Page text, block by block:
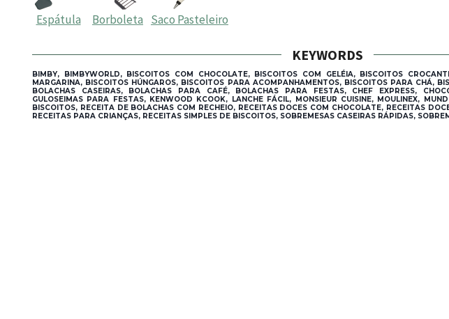
Espátula Borboleta Saco Pasteleiro
KEYWORDS
BIMBY, BIMBYWORLD, BISCOITOS COM CHOCOLATE, BISCOITOS COM GELÉIA, BISCOITOS
MARGARINA, BISCOITOS HÚNGAROS, BISCOITOS PARA ACOMPANHAMENTOS, BISCOITOS PARA CHÁ,
BOLACHAS CASEIRAS, BOLACHAS PARA CAFÉ, BOLACHAS PARA FESTAS, CHEF EXPRESS,
GULOSEIMAS PARA FESTAS, KENWOOD KCOOK, LANCHE FÁCIL, MONSIEUR CUISINE, MOULINEX,
BISCOITOS, RECEITA DE BOLACHAS COM RECHEIO, RECEITAS DOCES COM CHOCOLATE, RECEITAS
RECEITAS PARA CRIANÇAS, RECEITAS SIMPLES DE BISCOITOS, SOBREMESAS CASEIRAS RÁPIDAS,